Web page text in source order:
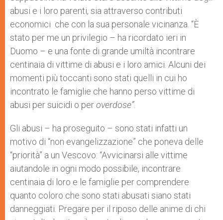
abusi e i loro parenti, sia attraverso contributi
economici che con la sua personale vicinanza. “È
stato per me un privilegio – ha ricordato ieri in
Duomo – e una fonte di grande umiltà incontrare
centinaia di vittime di abusi e i loro amici. Alcuni dei
momenti più toccanti sono stati quelli in cui ho
incontrato le famiglie che hanno perso vittime di
abusi per suicidi o peroverdose”.
Gli abusi – ha proseguito – sono stati infatti un
motivo di “non evangelizzazione” che poneva delle
“priorità” a un Vescovo: “Avvicinarsi alle vittime
aiutandole in ogni modo possibile, incontrare
centinaia di loro e le famiglie per comprendere
quanto coloro che sono stati abusati siano stati
danneggiati. Pregare per il riposo delle anime di chi